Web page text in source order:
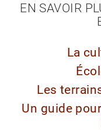
EN SAVOIR
La
Les
Un guide